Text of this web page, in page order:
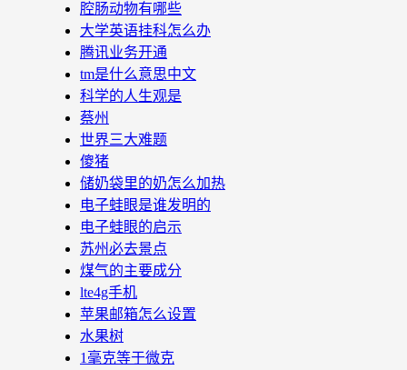
腔肠动物有哪些
大学英语挂科怎么办
腾讯业务开通
tm是什么意思中文
科学的人生观是
蔡州
世界三大难题
傻猪
储奶袋里的奶怎么加热
电子蛙眼是谁发明的
电子蛙眼的启示
苏州必去景点
煤气的主要成分
lte4g手机
苹果邮箱怎么设置
水果树
1毫克等于微克